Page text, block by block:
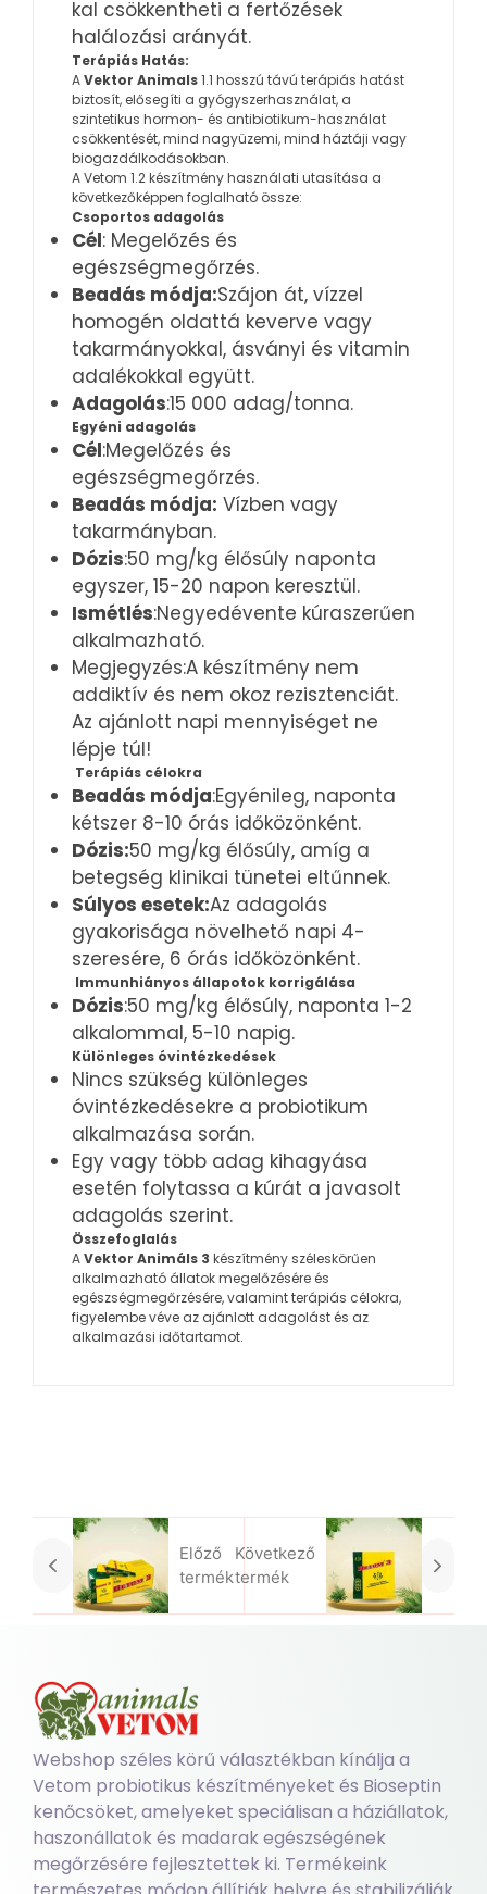
kal csökkentheti a fertőzések
halálozási arányát.
Terápiás Hatás:
AVektor Animals1.1 hosszú távú terápiás hatást
biztosít, elősegíti a gyógyszerhasználat, a
szintetikus hormon- és antibiotikum-használat
csökkentését, mind nagyüzemi, mind háztáji vagy
biogazdálkodásokban.
A Vetom 1.2 készítmény használati utasítása a
következőképpen foglalható össze:
Csoportos adagolás
Cél: Megelőzés és
egészségmegőrzés.
Beadás módja:Szájon át, vízzel
homogén oldattá keverve vagy
takarmányokkal, ásványi és vitamin
adalékokkal együtt.
Adagolás:15 000 adag/tonna.
Egyéni adagolás
Cél:Megelőzés és
egészségmegőrzés.
Beadás módja: Vízben vagy
takarmányban.
Dózis:50 mg/kg élősúly naponta
egyszer, 15-20 napon keresztül.
Ismétlés:Negyedévente kúraszerűen
alkalmazható.
Megjegyzés:A készítmény nem
addiktív és nem okoz rezisztenciát.
Az ajánlott napi mennyiséget ne
lépje túl!
Terápiás célokra
Beadás módja:Egyénileg, naponta
kétszer 8-10 órás időközönként.
Dózis:50 mg/kg élősúly, amíg a
betegség klinikai tünetei eltűnnek.
Súlyos esetek:Az adagolás
gyakorisága növelhető napi 4-
szeresére, 6 órás időközönként.
Immunhiányos állapotok korrigálása
Dózis:50 mg/kg élősúly, naponta 1-2
alkalommal, 5-10 napig.
Különleges óvintézkedések
Nincs szükség különleges
óvintézkedésekre a probiotikum
alkalmazása során.
Egy vagy több adag kihagyása
esetén folytassa a kúrát a javasolt
adagolás szerint.
Összefoglalás
AVektor Animáls 3 készítmény széleskörűen
alkalmazható állatok megelőzésére és
egészségmegőrzésére, valamint terápiás célokra,
figyelembe véve az ajánlott adagolást és az
alkalmazási időtartamot.
Előző
termék
Következő
termék
Webshop széles körű választékban kínálja a
Vetom probiotikus készítményeket és Bioseptin
kenőcsöket, amelyeket speciálisan a háziállatok,
haszonállatok és madarak egészségének
megőrzésére fejlesztettek ki. Termékeink